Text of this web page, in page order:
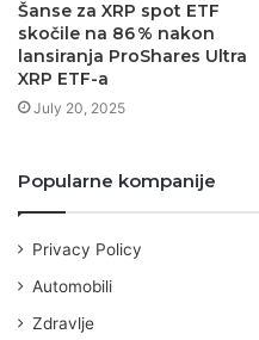
Šanse za XRP spot ETF
skočile na 86 % nakon
lansiranja ProShares Ultra
XRP ETF-a
July 20, 2025
Popularne kompanije
Privacy Policy
Automobili
Zdravlje